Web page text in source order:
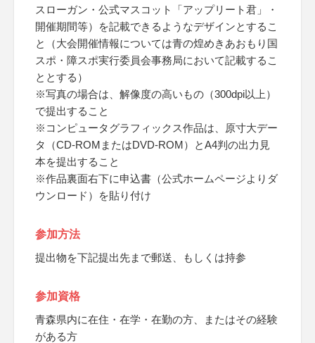
スローガン・公式マスコット「アップリート君」・
開催期間等）を記載できるようなデザインとするこ
と（大会開催情報については青の煌めきあおもり国
スポ・障スポ実行委員会事務局において記載するこ
ととする）
※写真の場合は、解像度の高いもの（300dpi以上）
で提出すること
※コンピュータグラフィックス作品は、原寸大デー
タ（CD-ROMまたはDVD-ROM）とA4判の出力見
本を提出すること
※作品裏面右下に申込書（公式ホームページよりダ
ウンロード）を貼り付け
参加方法
提出物を下記提出先まで郵送、もしくは持参
参加資格
青森県内に在住・在学・在勤の方、またはその経験
がある方